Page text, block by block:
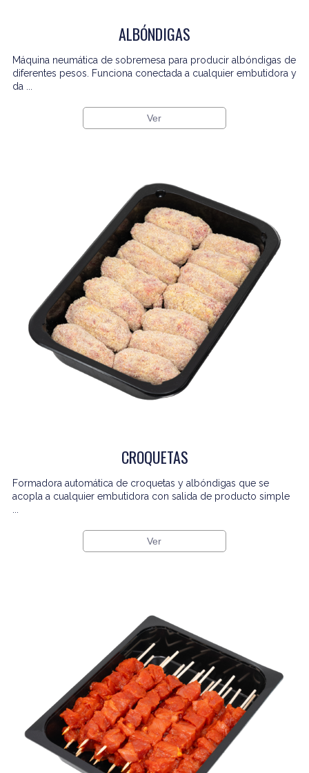
ALBÓNDIGAS
Máquina neumática de sobremesa para producir albóndigas de
diferentes pesos. Funciona conectada a cualquier embutidora y
da ...
Ver
CROQUETAS
Formadora automática de croquetas y albóndigas que se
acopla a cualquier embutidora con salida de producto simple
Ver